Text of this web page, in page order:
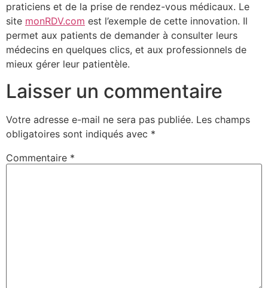
praticiens et de la prise de rendez-vous médicaux. Le
site monRDV.com est l’exemple de cette innovation. Il
permet aux patients de demander à consulter leurs
médecins en quelques clics, et aux professionnels de
mieux gérer leur patientèle.
Laisser un commentaire
Votre adresse e-mail ne sera pas publiée. Les champs
obligatoires sont indiqués avec *
Commentaire *